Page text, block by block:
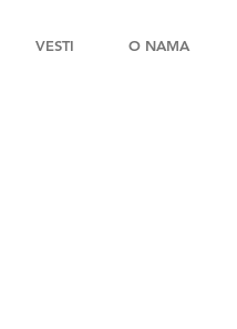
VESTI O NAMA